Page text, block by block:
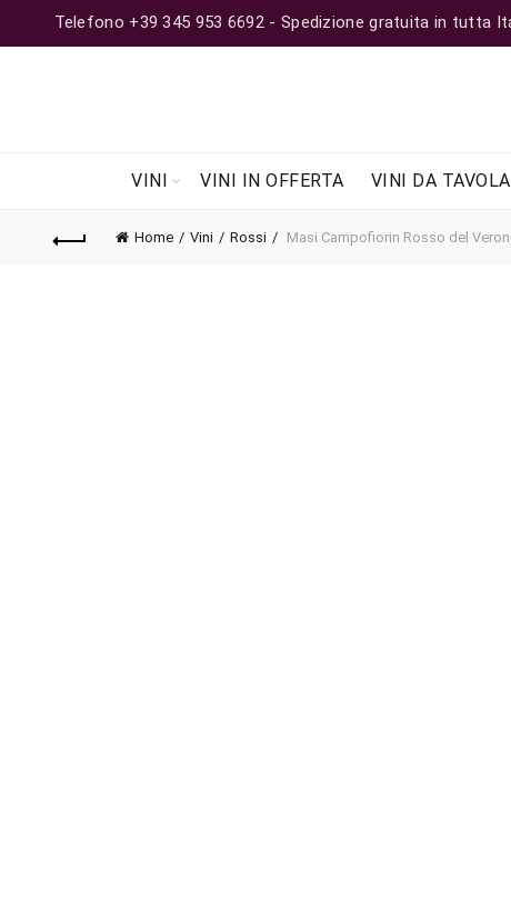
Telefono +39 345 953 6692 - Spedizione gratuita in tutta
VINI VINI IN OFFERTA VINI DA TAVOLA
Home Vini Rossi Masi Campofiorin Rosso del